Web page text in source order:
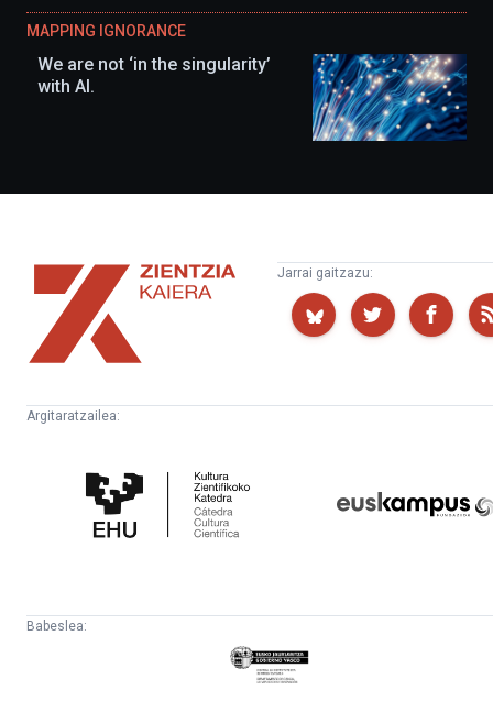
MAPPING IGNORANCE
We are not ‘in the singularity’
with AI.
Zientzia
Kaiera
Jarrai gaitzazu:
Argitaratzailea:
Zientifikoko
Katedra
Babeslea:
Eusko
Jaurlaritza